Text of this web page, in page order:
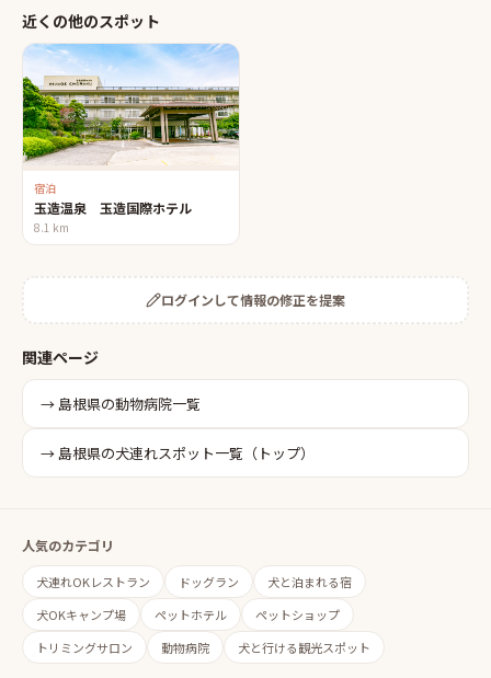
近くの他のスポット
宿泊
玉造温泉 玉造国際ホテル
8.1 km
ログインして情報の修正を提案
関連ページ
→島根県の動物病院一覧
→島根県の犬連れスポット一覧（トップ）
人気のカテゴリ
犬連れOKレストラン ドッグラン
犬と泊まれる宿
犬OKキャンプ場
ペットホテル
ペットショップ
トリミングサロン
動物病院 犬と行ける観光スポット